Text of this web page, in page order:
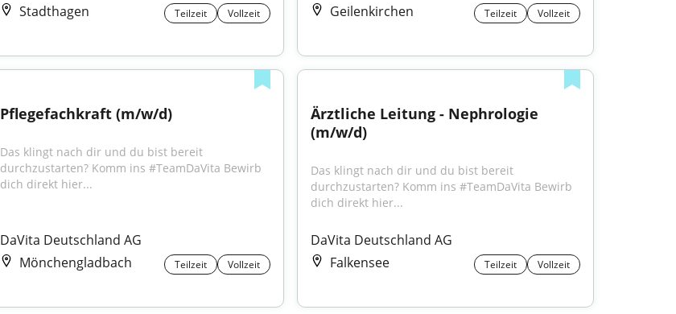
Stadthagen
Teilzeit Vollzeit
Geilenkirchen
Teilzeit Vollzeit
Pflegefachkraft (m/w/d)
Das klingt nach dir und du bist bereit
durchzustarten? Komm ins #TeamDaVita Bewirb
dich direkt hier...
DaVita Deutschland AG
Mönchengladbach
Teilzeit Vollzeit
Ärztliche Leitung - Nephrologie
(m/w/d)
Das klingt nach dir und du bist bereit
durchzustarten? Komm ins #TeamDaVita Bewirb
dich direkt hier...
DaVita Deutschland AG
Falkensee
Teilzeit Vollzeit